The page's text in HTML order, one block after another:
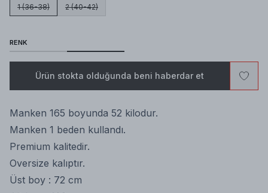
1 (36-38) 2 (40-42)
RENK
Ürün stokta olduğunda beni haberdar et
Manken 165 boyunda 52 kilodur.
Manken 1 beden kullandı.
Premium kalitedir.
Oversize kalıptır.
Üst boy : 72 cm